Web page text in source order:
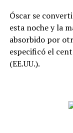
Óscar se
esta noche y la
absorbido por
especificó el
(EE.UU.).